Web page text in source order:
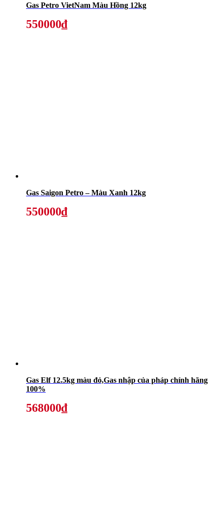
Gas Petro VietNam Màu Hồng 12kg
550000₫
Gas Saigon Petro – Màu Xanh 12kg
550000₫
Gas Elf 12.5kg màu đỏ,Gas nhập của pháp chính hãng
100%
568000₫